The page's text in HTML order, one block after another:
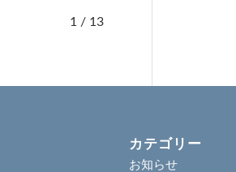
1 / 13
カテゴリー
お知らせ